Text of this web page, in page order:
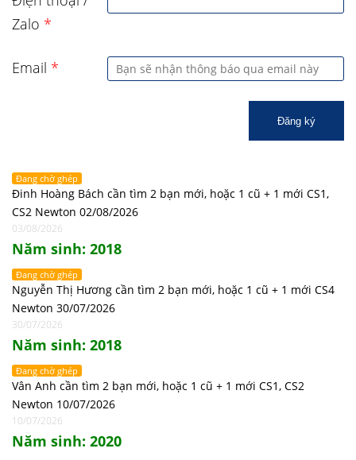
Zalo *
Email *
Đăng ký
Đang chờ ghép
Đinh Hoàng Bách cần tìm 2 bạn mới, hoặc 1 cũ + 1 mới CS1,
CS2 Newton 02/08/2026
03/08/2026
Năm sinh: 2018
Đang chờ ghép
Nguyễn Thị Hương cần tìm 2 bạn mới, hoặc 1 cũ + 1 mới CS4
Newton 30/07/2026
30/07/2026
Năm sinh: 2018
Đang chờ ghép
Vân Anh cần tìm 2 bạn mới, hoặc 1 cũ + 1 mới CS1, CS2
Newton 10/07/2026
10/07/2026
Năm sinh: 2020